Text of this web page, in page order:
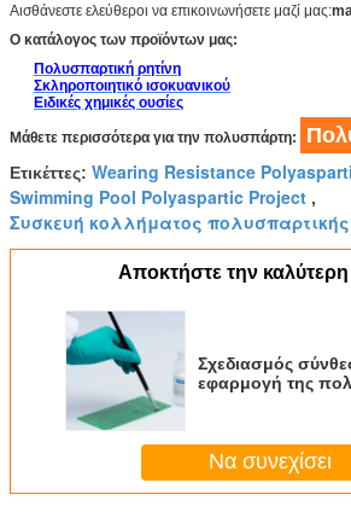
Αισθάνεστε ελεύθεροι να επικοινωνήσετε μαζί μας:
Ο κατάλογος των προϊόντων μας:
Πολυσπαρτική ρητίνη
Σκληροποιητικό ισοκυανικού
Ειδικές χημικές ουσίες
Μάθετε περισσότερα για την πολυσπάρτη:
Ετικέττες: Wearing Resistance
Swimming Pool Polyaspartic Project ,
Συσκευή κολλήματος
Αποκτήστε την καλύτερη
Σχεδιασμός
εφαρμογή της
Να συνεχίσει